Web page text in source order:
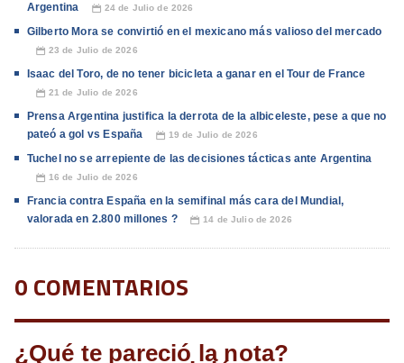
Argentina
📅 24 de Julio de 2026
Gilberto Mora se convirtió en el mexicano más valioso del mercado
📅 23 de Julio de 2026
Isaac del Toro, de no tener bicicleta a ganar en el Tour de France
📅 21 de Julio de 2026
Prensa Argentina justifica la derrota de la albiceleste, pese a que no
pateó a gol vs España
📅 19 de Julio de 2026
Tuchel no se arrepiente de las decisiones tácticas ante Argentina
📅 16 de Julio de 2026
Francia contra España en la semifinal más cara del Mundial,
valorada en 2.800 millones ?
📅 14 de Julio de 2026
0 COMENTARIOS
¿Qué te pareció la nota?